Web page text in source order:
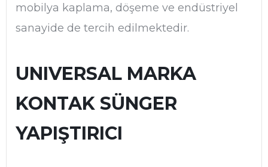
mobilya kaplama, döşeme ve endüstriyel
sanayide de tercih edilmektedir.
UNIVERSAL MARKA
KONTAK SÜNGER
YAPIŞTIRICI